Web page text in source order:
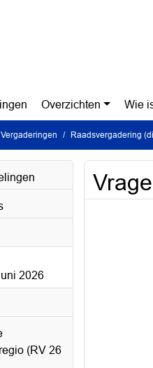
Overzichten Wie
Vergaderingen Raadsvergadering
2026
(RV 26